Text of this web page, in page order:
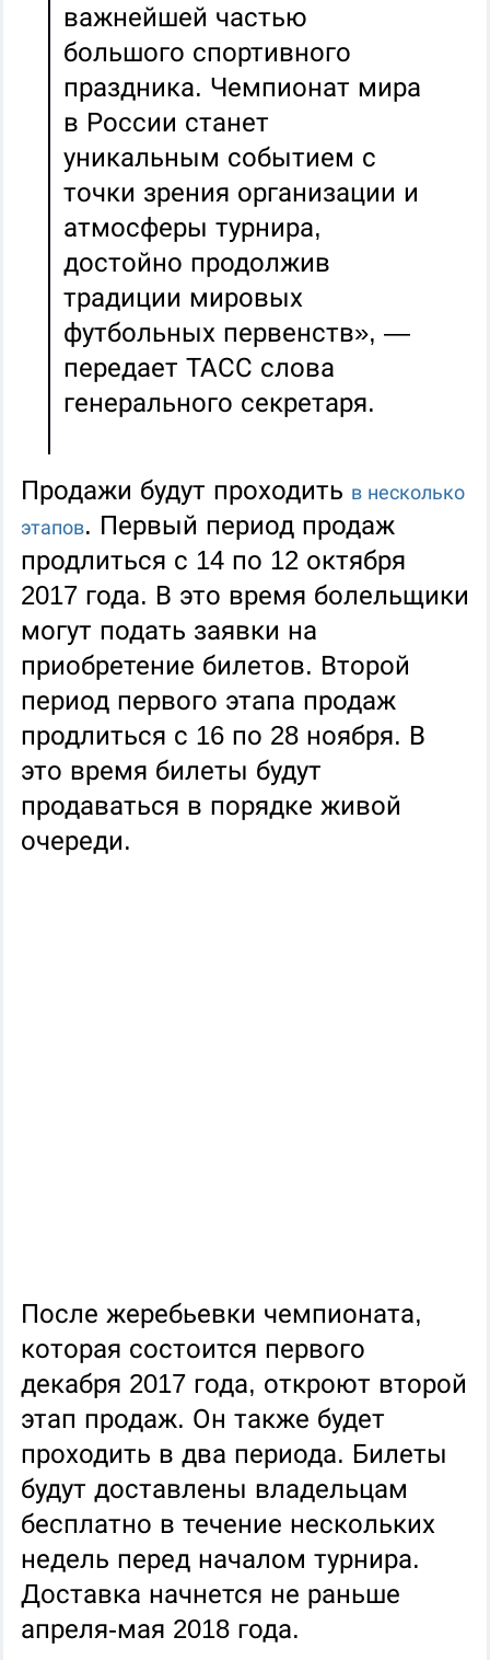
важнейшей частью
большого спортивного
праздника. Чемпионат мира
в России станет
уникальным событием с
точки зрения организации и
атмосферы турнира,
достойно продолжив
традиции мировых
футбольных первенств», —
передает ТАСС слова
генерального секретаря.
Продажи будут проходить в несколько
этапов. Первый период продаж
продлиться с 14 по 12 октября
2017 года. В это время болельщики
могут подать заявки на
приобретение билетов. Второй
период первого этапа продаж
продлиться с 16 по 28 ноября. В
это время билеты будут
продаваться в порядке живой
очереди.
После жеребьевки чемпионата,
которая состоится первого
декабря 2017 года, откроют второй
этап продаж. Он также будет
проходить в два периода. Билеты
будут доставлены владельцам
бесплатно в течение нескольких
недель перед началом турнира.
Доставка начнется не раньше
апреля-мая 2018 года.